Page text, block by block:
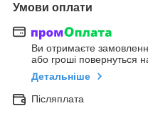
Умови оплати
Ви отримаєте
або гроші повернуться
Детальніше
Післяплата